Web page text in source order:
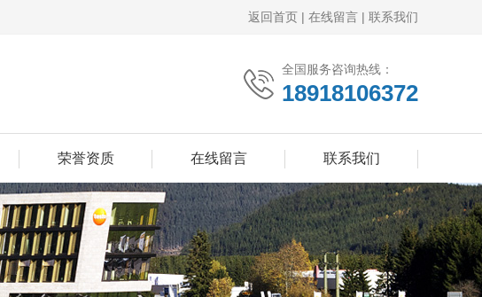
返回首页 | 在线留言 | 联系我们
全国服务咨询热线：
18918106372
荣誉资质 在线留言 联系我们